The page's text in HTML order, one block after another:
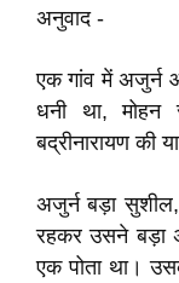
अनुवाद -
एक गांव में अजुर्न
धनी था, मोहन
बद्रीनारायण की
अजुर्न बड़ा
रहकर उसने बड़ा
एक पोता था।